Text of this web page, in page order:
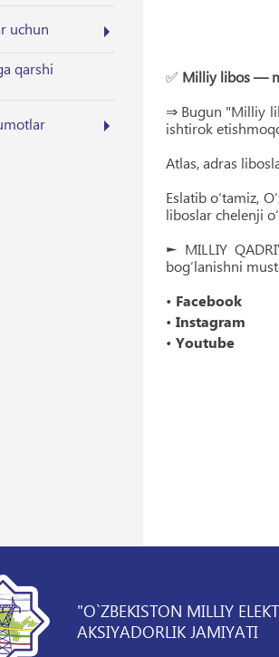
uchun
qarshi ✅ Milliy libos —
⇒ Bugun "Milliy
ishtirok
Atlas, adras
Eslatib o‘tamiz,
liboslar chelenji
► MILLIY
bog‘lanishni
• Facebook
• Instagram
• Youtube
"O`ZBEKISTON MILLIY
AKSIYADORLIK JAMIYATI